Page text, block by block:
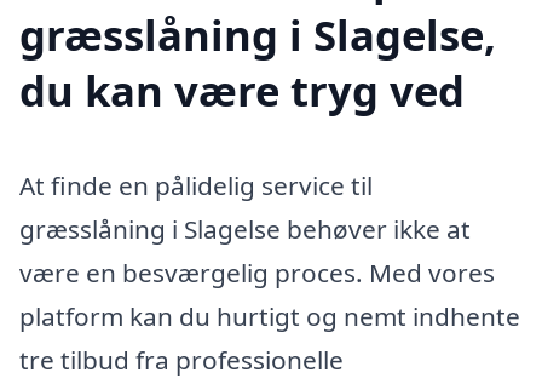
græsslåning i Slagelse,
du kan være tryg ved
At finde en pålidelig service til
græsslåning i Slagelse behøver ikke at
være en besværgelig proces. Med vores
platform kan du hurtigt og nemt indhente
tre tilbud fra professionelle